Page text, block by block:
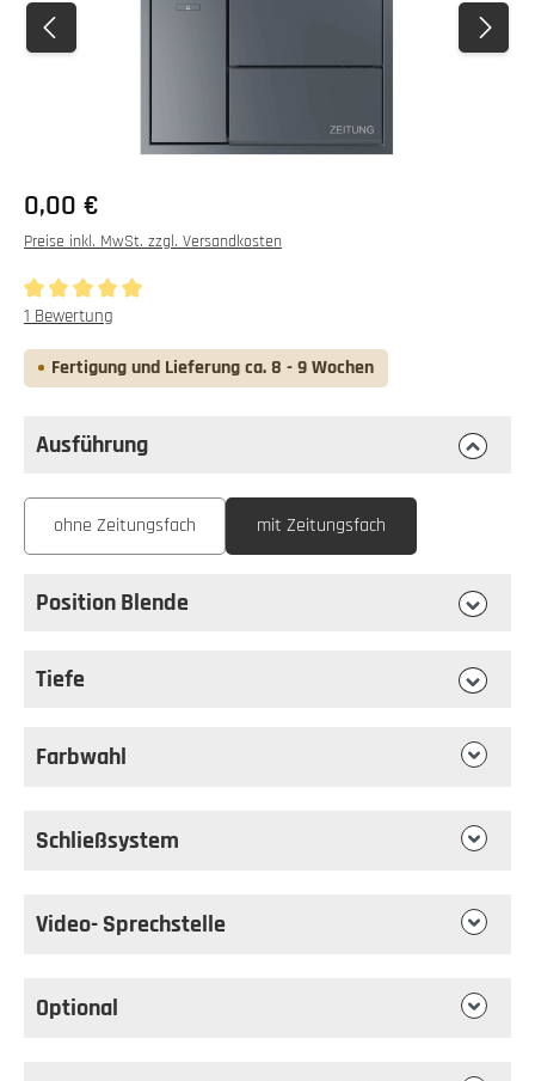
0,00 €
Preise inkl. MwSt. zzgl. Versandkosten
Durchschnittliche Bewertung von 5 von 5 Sternen
1 Bewertung
Fertigung und Lieferung ca. 8 - 9 Wochen
Ausführung
Ausführungauswählen
ohne Zeitungsfach mit Zeitungsfach
Position Blende
Tiefe
Farbwahl
Schließsystem
Video- Sprechstelle
Optional